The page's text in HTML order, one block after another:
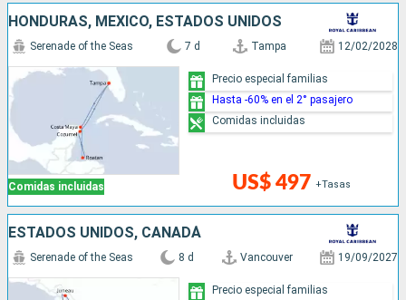
HONDURAS, MÉXICO, ESTADOS UNIDOS
Comidas incluidas
Serenade of the Seas 7 d Tampa 12/02/2028
US$ 497 +Tasas
Precio especial familias
Hasta -60% en el 2° pasajero
Comidas incluidas
ESTADOS UNIDOS, CANADÁ
Serenade of the Seas 8 d Vancouver 19/09/2027
Precio especial familias